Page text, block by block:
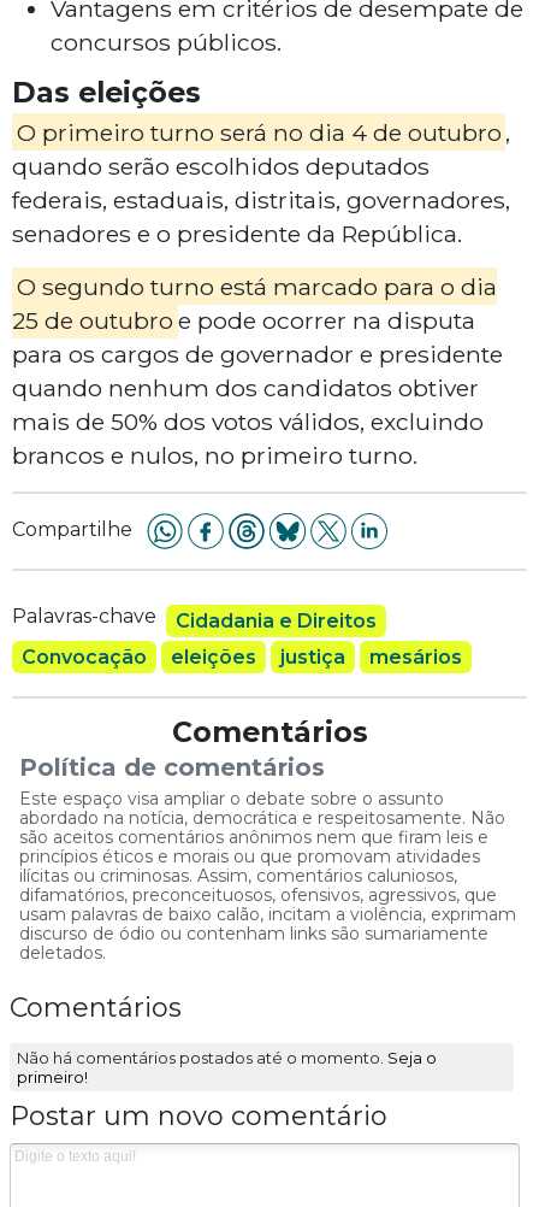
Vantagens em critérios de desempate de
concursos públicos.
Das eleições
O primeiro turno será no dia 4 de outubro ,
quando serão escolhidos deputados
federais, estaduais, distritais, governadores,
senadores e o presidente da República.
O segundo turno está marcado para o dia
25 de outubro e pode ocorrer na disputa
para os cargos de governador e presidente
quando nenhum dos candidatos obtiver
mais de 50% dos votos válidos, excluindo
brancos e nulos, no primeiro turno.
Compartilhe
Palavras-chave
Cidadania e Direitos
Convocação
eleições justiça mesários
Comentários
Política de comentários
Este espaço visa ampliar o debate sobre o assunto
abordado na notícia, democrática e respeitosamente. Não
são aceitos comentários anônimos nem que firam leis e
princípios éticos e morais ou que promovam atividades
ilícitas ou criminosas. Assim, comentários caluniosos,
difamatórios, preconceituosos, ofensivos, agressivos, que
usam palavras de baixo calão, incitam a violência, exprimam
discurso de ódio ou contenham links são sumariamente
deletados.
Comentários
Não há comentários postados até o momento. Seja o
primeiro!
Postar um novo comentário